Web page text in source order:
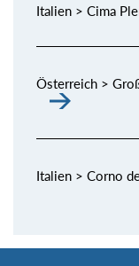
Italien > Cima
Österreich >
Italien > Corno